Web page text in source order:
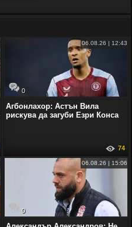
0
06.08.26 | 12:43
Агбонлахор: Астън Вила
рискува да загуби Езри Конса
74
0
06.08.26 | 15:06